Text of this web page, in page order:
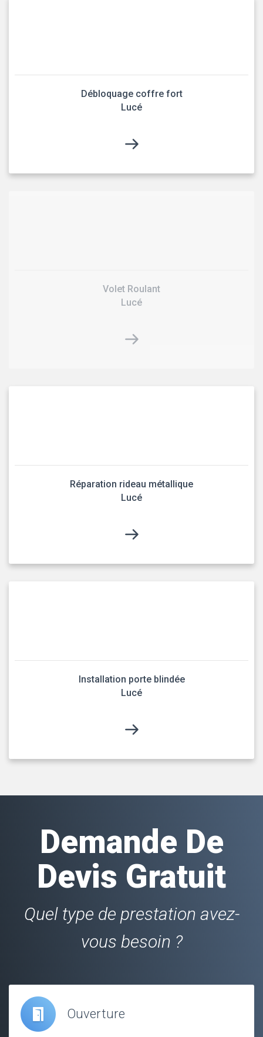
Débloquage coffre fort
Lucé
Volet Roulant
Lucé
Réparation rideau métallique
Lucé
Installation porte blindée
Lucé
Demande De
Devis Gratuit
Quel type de prestation avez-
vous besoin ?
Ouverture